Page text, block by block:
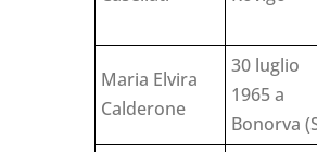
Maria Elvira
Calderone
30 luglio
1965 a
Bonorva